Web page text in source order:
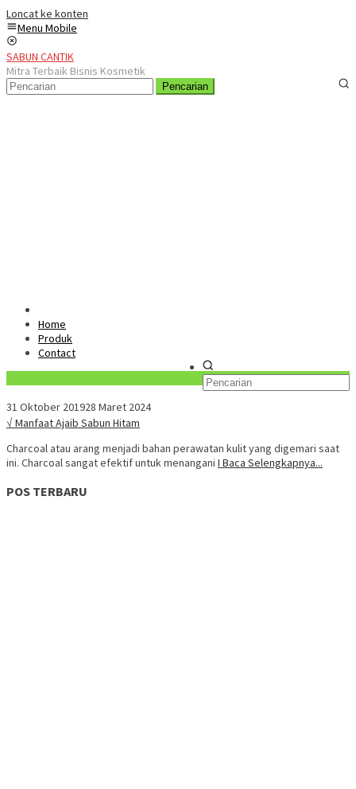
Loncat ke konten
Menu Mobile
SABUN CANTIK
Mitra Terbaik Bisnis Kosmetik
Pencarian
Home
Produk
Contact
31 Oktober 201928 Maret 2024
√ Manfaat Ajaib Sabun Hitam
Charcoal atau arang menjadi bahan perawatan kulit yang digemari saat
ini. Charcoal sangat efektif untuk menangani I Baca Selengkapnya...
POS TERBARU